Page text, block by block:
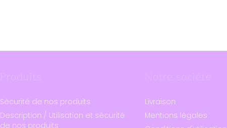
Produits
Sécurité de nos produits
Description / Utilisation et sécurité
de nos produits
Notre société
Livraison
Mentions légales